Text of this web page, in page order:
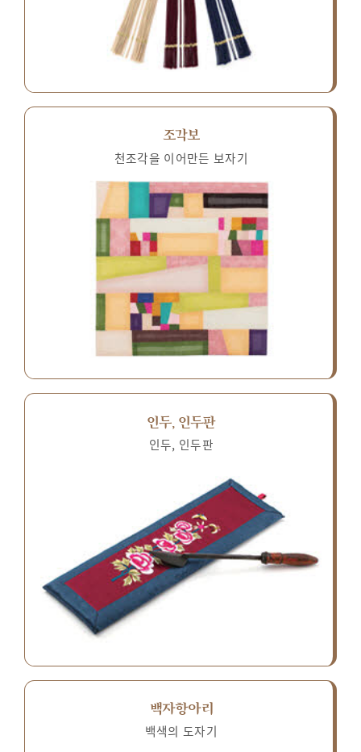
조각보
천조각을 이어만든 보자기
인두, 인두판
인두, 인두판
백자항아리
백색의 도자기